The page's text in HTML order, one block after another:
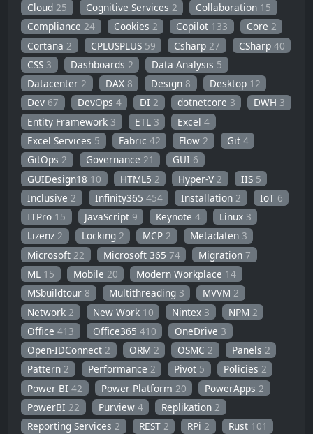
Cloud25 Cognitive Services 2 Collaboration 15
Compliance24 Cookies 2 Copilot 133 Core 2
Cortana 2 CPLUSPLUS 59 Csharp 27 CSharp 40
CSS 3 Dashboards 2 Data Analysis 5
Datacenter2 DAX 8 Design 8 Desktop 12
Dev 67 DevOps 4 DI2 dotnetcore 3 DWH 3
Entity Framework 3 ETL 3 Excel4
Excel Services 5 Fabric 42 Flow2 Git 4
GitOps2 Governance 21 GUI 6
GUIDesign18 10 HTML5 2 Hyper-V 2 IIS 5
Inclusive2 Infinity365 454 Installation2 IoT 6
ITPro 15 JavaScript 9 Keynote4 Linux 3
Lizenz2 Locking 2 MCP2 Metadaten 3
Microsoft 22 Microsoft 365 74 Migration7
ML 15 Mobile 20 Modern Workplace 14
MSbuildtour 8 Multithreading 3 MVVM2
Network 2 New Work 10 Nintex 3 NPM 2
Office413 Office365 410 OneDrive 3
Open-IDConnect2 ORM 2 OSMC2 Panels 2
Pattern2 Performance 2 Pivot 5 Policies 2
Power BI42 Power Platform 20 PowerApps 2
PowerBI22 Purview 4 Replikation2
Reporting Services2 REST 2 RPi2 Rust 101